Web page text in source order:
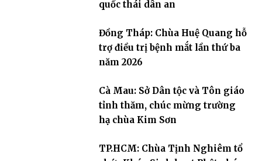
quốc thái dân an
Đồng Tháp: Chùa Huệ Quang hỗ
trợ điều trị bệnh mắt lần thứ ba
năm 2026
Cà Mau: Sở Dân tộc và Tôn giáo
tỉnh thăm, chúc mừng trường
hạ chùa Kim Sơn
TP.HCM: Chùa Tịnh Nghiêm tổ